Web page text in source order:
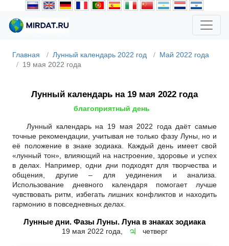
Главная Лунный календарь 2022 год
Май 2022 года
19 мая 2022 года
Лунный календарь на 19 мая 2022 года
благоприятный день
Лунный календарь на 19 мая 2022 года даёт самые
точные рекомендации, учитывая не только фазу Луны, но и
её положение в знаке зодиака. Каждый день имеет свой
«лунный тон», влияющий на настроение, здоровье и успех
в делах. Например, одни дни подходят для творчества и
общения, другие – для уединения и анализа.
Использование дневного календаря помогает лучше
чувствовать ритм, избегать лишних конфликтов и находить
гармонию в повседневных делах.
Лунные дни. Фазы Луны. Луна в знаках зодиака
19 мая 2022 года, ♃ четверг